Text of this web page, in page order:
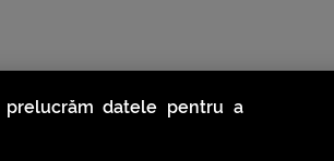
datele pentru a